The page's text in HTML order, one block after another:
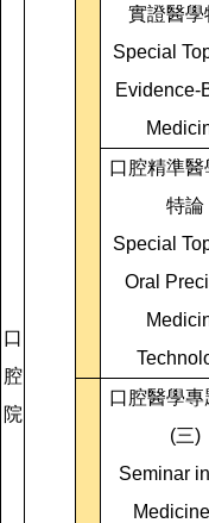
口
腔
院
實證醫學
Special
Evidence-
口腔精準醫
特論
Special
Oral
口腔醫學專
(三)
Seminar